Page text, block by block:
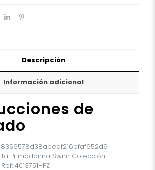
Descripción
Información adicional
de